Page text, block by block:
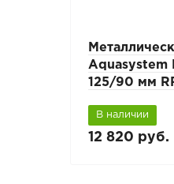
125/90 мм
В наличии
12 820 руб.